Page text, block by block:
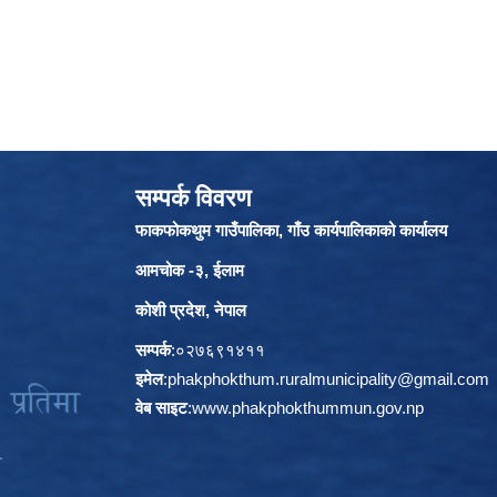
सम्पर्क विवरण
फाकफोकथुम गाउँपालिका, गाँउ कार्यपालिकाको कार्यालय
आमचोक -३, ईलाम
कोशी प्रदेश, नेपाल
सम्पर्क:०२७६९१४११
इमेल:phakphokthum.ruralmunicipality@gmail.com
वेब साइट:www.phakphokthummun.gov.np